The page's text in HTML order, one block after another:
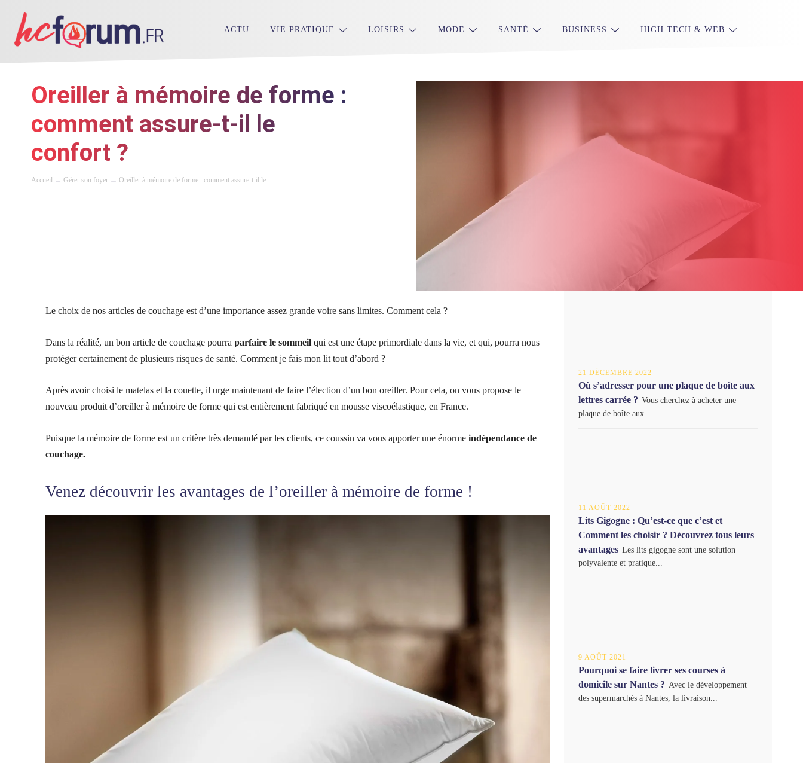
ACTU VIE PRATIQUE LOISIRS MODE SANTÉ BUSINESS HIGH TECH & WEB
Oreiller à mémoire de forme :
comment assure-t-il le
confort ?
Accueil Gérer son foyer Oreiller à mémoire de forme : comment assure-t-il le...
Le choix de nos articles de couchage est d’une importance assez grande voire sans limites. Comment cela ?
Dans la réalité, un bon article de couchage pourra parfaire le sommeil qui est une étape primordiale dans la vie, et qui, pourra nous
protéger certainement de plusieurs risques de santé. Comment je fais mon lit tout d’abord ?
Après avoir choisi le matelas et la couette, il urge maintenant de faire l’élection d’un bon oreiller. Pour cela, on vous propose le
nouveau produit d’oreiller à mémoire de forme qui est entièrement fabriqué en mousse viscoélastique, en France.
Puisque la mémoire de forme est un critère très demandé par les clients, ce coussin va vous apporter une énorme indépendance de
couchage.
Venez découvrir les avantages de l’oreiller à mémoire de forme !
21 DÉCEMBRE 2022
Où s’adresser pour une plaque de boîte aux
lettres carrée ? Vous cherchez à acheter une
plaque de boîte aux...
11 AOÛT 2022
Lits Gigogne : Qu’est-ce que c’est et
Comment les choisir ? Découvrez tous leurs
avantages Les lits gigogne sont une solution
polyvalente et pratique...
9 AOÛT 2021
Pourquoi se faire livrer ses courses à
domicile sur Nantes ? Avec le développement
des supermarchés à Nantes, la livraison...